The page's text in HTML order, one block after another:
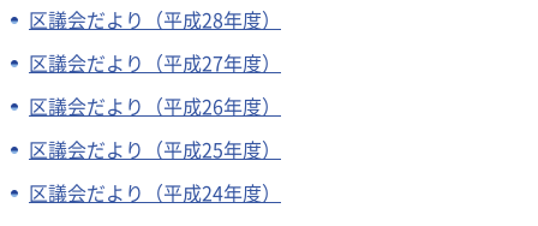
区議会だより（平成28年度）
区議会だより（平成27年度）
区議会だより（平成26年度）
区議会だより（平成25年度）
区議会だより（平成24年度）